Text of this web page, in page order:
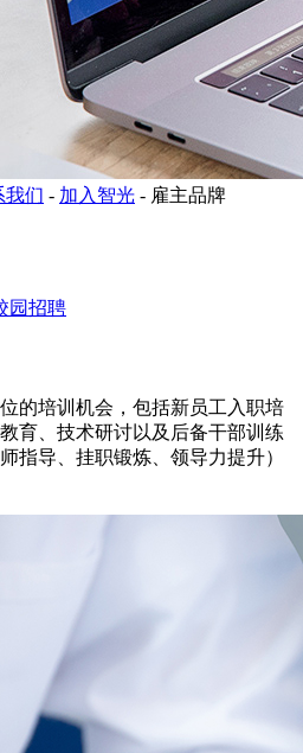
我们 - 加入智光 - 雇主品牌
园招聘
的培训机会，包括新员工入职培
育、技术研讨以及后备干部训练
指导、挂职锻炼、领导力提升）